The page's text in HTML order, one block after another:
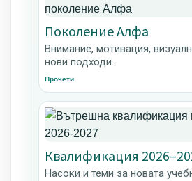
Поколение Алфа
Внимание, мотивация,
нови подходи.
Прочети
Квалификация
Насоки и теми за новата